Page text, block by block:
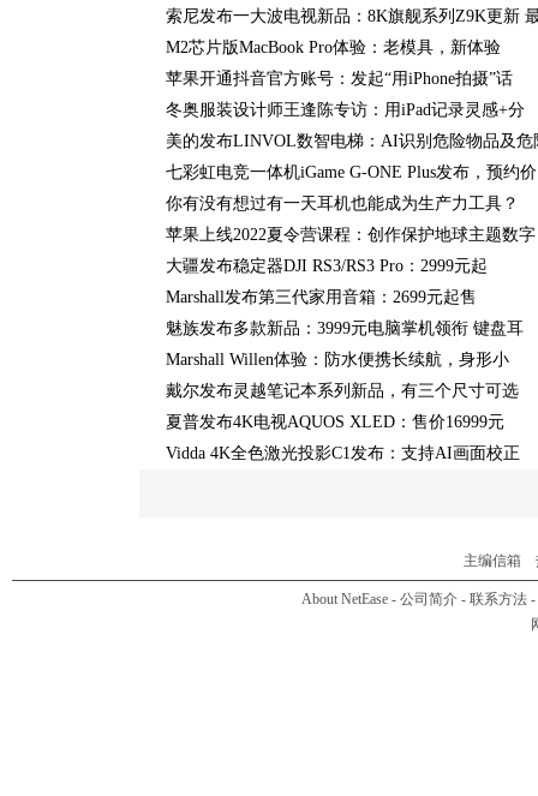
索尼发布一大波电视新品：8K旗舰系列Z9K更新
M2芯片版MacBook Pro体验：老模具，新体验
苹果开通抖音官方账号：发起“用iPhone拍摄”话
冬奥服装设计师王逢陈专访：用iPad记录灵感+分
美的发布LINVOL数智电梯：AI识别危险物品及危
七彩虹电竞一体机iGame G-ONE Plus发布，预约价
你有没有想过有一天耳机也能成为生产力工具？
苹果上线2022夏令营课程：创作保护地球主题数字
大疆发布稳定器DJI RS3/RS3 Pro：2999元起
Marshall发布第三代家用音箱：2699元起售
魅族发布多款新品：3999元电脑掌机领衔 键盘耳
Marshall Willen体验：防水便携长续航，身形小
戴尔发布灵越笔记本系列新品，有三个尺寸可选
夏普发布4K电视AQUOS XLED：售价16999元
Vidda 4K全色激光投影C1发布：支持AI画面校正
主编信箱
About NetEase - 公司简介 - 联系方法 -